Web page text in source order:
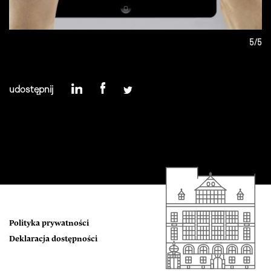
5/5
udostępnij
Polityka prywatności
Deklaracja dostępności